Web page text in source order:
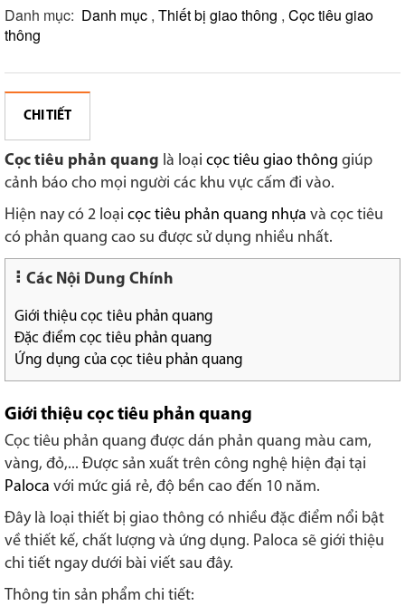
Danh mục: Danh mục , Thiết bị giao thông , Cọc tiêu giao
thông
CHI TIẾT
Cọc tiêu phản quang là loại cọc tiêu giao thông giúp
cảnh báo cho mọi người các khu vực cấm đi vào.
Hiện nay có 2 loại cọc tiêu phản quang nhựa và cọc tiêu
có phản quang cao su được sử dụng nhiều nhất.
Các Nội Dung Chính
Giới thiệu cọc tiêu phản quang
Đặc điểm cọc tiêu phản quang
Ứng dụng của cọc tiêu phản quang
Giới thiệu cọc tiêu phản quang
Cọc tiêu phản quang được dán phản quang màu cam,
vàng, đỏ,... Được sản xuất trên công nghệ hiện đại tại
Paloca với mức giá rẻ, độ bền cao đến 10 năm.
Đây là loại thiết bị giao thông có nhiều đặc điểm nổi bật
về thiết kế, chất lượng và ứng dụng. Paloca sẽ giới thiệu
chi tiết ngay dưới bài viết sau đây.
Thông tin sản phẩm chi tiết: